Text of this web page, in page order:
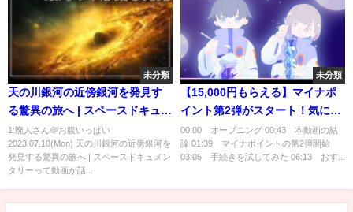
未分類
天の川銀河の近傍銀河を発見す
る驚異の旅へ | スペースドキュメ
ンタリー
1:廃人さん＠お腹いっぱい
2023.07.10(Mon) 天の川銀河の近傍銀河を
発見する驚異の旅へ | スペースドキュメン
タリーって動画が話...
未分類
【15,000円もらえる】マイナポ
イント第2弾がスタート！気にな
る手続きやおすすめの受け取り
方も解説
00:00 オープニング 00:43 本動画の結
論 01:39 マイナポイントの第2弾開始
03:05 手続きを試してみた 06:13 おす...